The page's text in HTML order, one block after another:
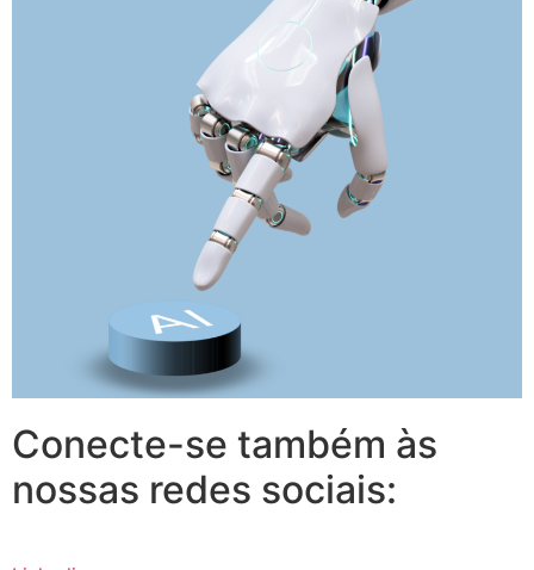
Conecte-se também às
nossas redes sociais: